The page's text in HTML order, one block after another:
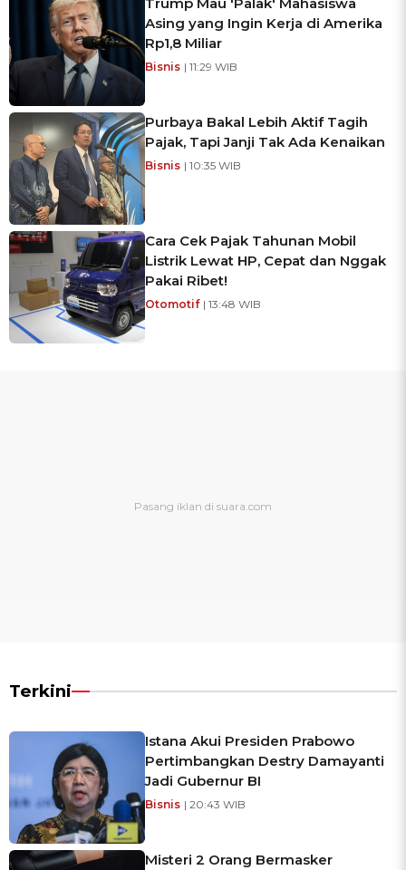
Asing yang Ingin Kerja di Amerika
Rp1,8 Miliar
Bisnis | 11:29 WIB
Purbaya Bakal Lebih Aktif Tagih
Pajak, Tapi Janji Tak Ada Kenaikan
Bisnis | 10:35 WIB
Cara Cek Pajak Tahunan Mobil
Listrik Lewat HP, Cepat dan Nggak
Pakai Ribet!
Otomotif | 13:48 WIB
Terkini
Istana Akui Presiden Prabowo
Pertimbangkan Destry Damayanti
Jadi Gubernur BI
Bisnis | 20:43 WIB
Misteri 2 Orang Bermasker